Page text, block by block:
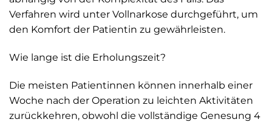
Verfahren wird unter Vollnarkose durchgeführt, um
den Komfort der Patientin zu gewährleisten.
Wie lange ist die Erholungszeit?
Die meisten Patientinnen können innerhalb einer
Woche nach der Operation zu leichten Aktivitäten
zurückkehren, obwohl die vollständige Genesung 4